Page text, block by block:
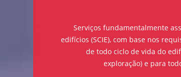
Serviços fundamentalmente
edifícios (SCIE), com base nos
de todo ciclo de vida do
exploração) e para